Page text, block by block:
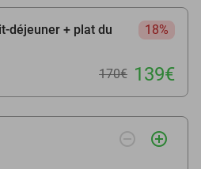
déjeuner + plat du
18%
170€ 139€
remove_circle_outline add_circle_outline